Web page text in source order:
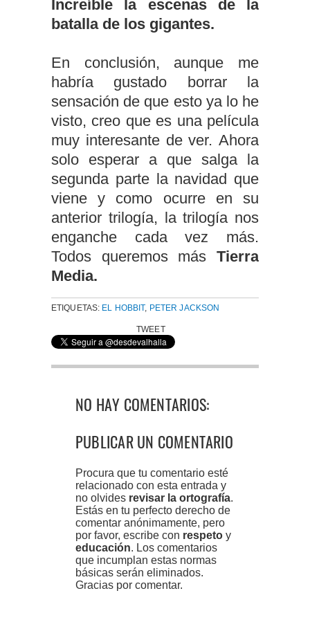
Increíble la escenas de la
batalla de los gigantes.
En conclusión, aunque me
habría gustado borrar la
sensación de que esto ya lo he
visto, creo que es una película
muy interesante de ver. Ahora
solo esperar a que salga la
segunda parte la navidad que
viene y como ocurre en su
anterior trilogía, la trilogía nos
enganche cada vez más.
Todos queremos más Tierra
Media.
ETIQUETAS: EL HOBBIT, PETER JACKSON
TWEET
NO HAY COMENTARIOS:
PUBLICAR UN COMENTARIO
Procura que tu comentario esté
relacionado con esta entrada y
no olvides revisar la ortografía.
Estás en tu perfecto derecho de
comentar anónimamente, pero
por favor, escribe con respeto y
educación. Los comentarios
que incumplan estas normas
básicas serán eliminados.
Gracias por comentar.